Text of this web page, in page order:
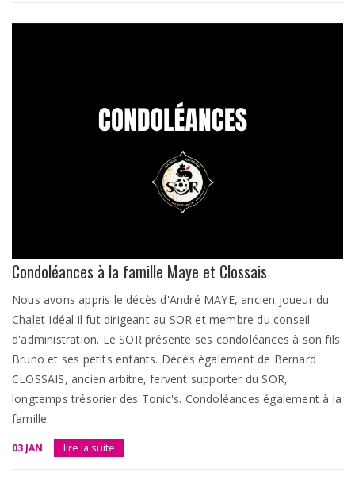
Condoléances à la famille Maye et Clossais
Nous avons appris le décès d'André MAYE, ancien joueur du
Chalet Idéal il fut dirigeant au SOR et membre du conseil
d'administration. Le SOR présente ses condoléances à son fils
Bruno et ses petits enfants. Décès également de Bernard
CLOSSAIS, ancien arbitre, fervent supporter du SOR,
longtemps trésorier des Tonic's. Condoléances également à la
famille.
03 JAN lire la suite